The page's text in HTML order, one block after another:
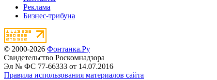
Реклама
Бизнес-трибуна
© 2000-2026 Фонтанка.Ру
Свидетельство Роскомнадзора
Эл № ФС 77-66333 от 14.07.2016
Правила использования материалов сайта